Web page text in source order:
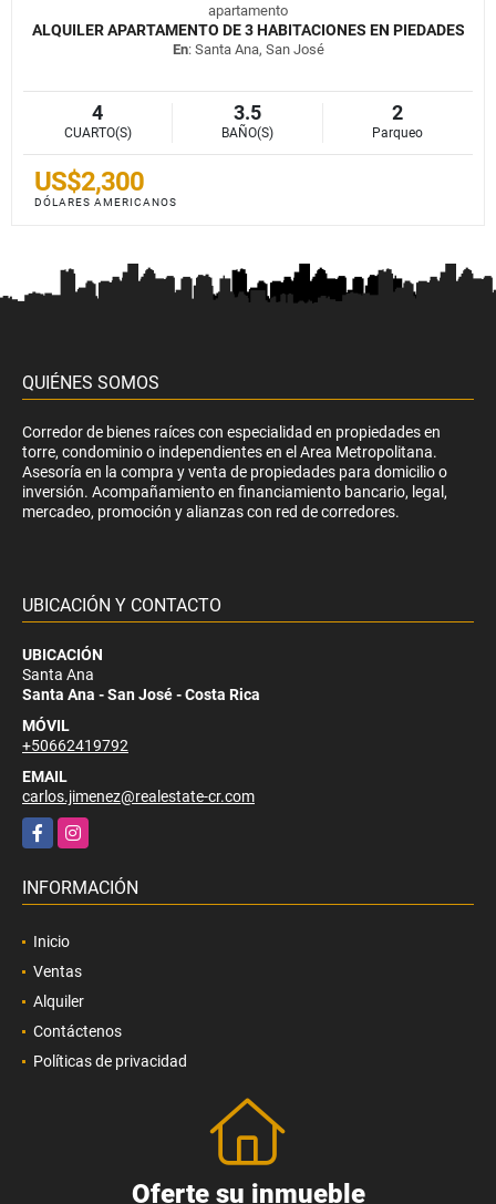
apartamento
ALQUILER APARTAMENTO DE 3 HABITACIONES EN PIEDADES
En: Santa Ana, San José
4
CUARTO(S)
3.5
BAÑO(S)
2
Parqueo
US$2,300
DÓLARES AMERICANOS
QUIÉNES SOMOS
Corredor de bienes raíces con especialidad en propiedades en
torre, condominio o independientes en el Area Metropolitana.
Asesoría en la compra y venta de propiedades para domicilio o
inversión. Acompañamiento en financiamiento bancario, legal,
mercadeo, promoción y alianzas con red de corredores.
UBICACIÓN Y CONTACTO
UBICACIÓN
Santa Ana
Santa Ana - San José - Costa Rica
MÓVIL
+50662419792
EMAIL
carlos.jimenez@realestate-cr.com
FacebookInstagram
INFORMACIÓN
Inicio
Ventas
Alquiler
Contáctenos
Políticas de privacidad
Oferte su inmueble